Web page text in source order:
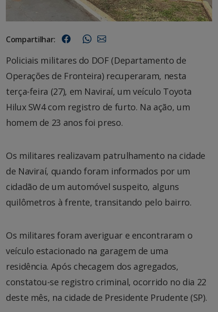
Compartilhar:
Policiais militares do DOF (Departamento de
Operações de Fronteira) recuperaram, nesta
terça-feira (27), em Naviraí, um veículo Toyota
Hilux SW4 com registro de furto. Na ação, um
homem de 23 anos foi preso.
Os militares realizavam patrulhamento na cidade
de Naviraí, quando foram informados por um
cidadão de um automóvel suspeito, alguns
quilômetros à frente, transitando pelo bairro.
Os militares foram averiguar e encontraram o
veículo estacionado na garagem de uma
residência. Após checagem dos agregados,
constatou-se registro criminal, ocorrido no dia 22
deste mês, na cidade de Presidente Prudente (SP).